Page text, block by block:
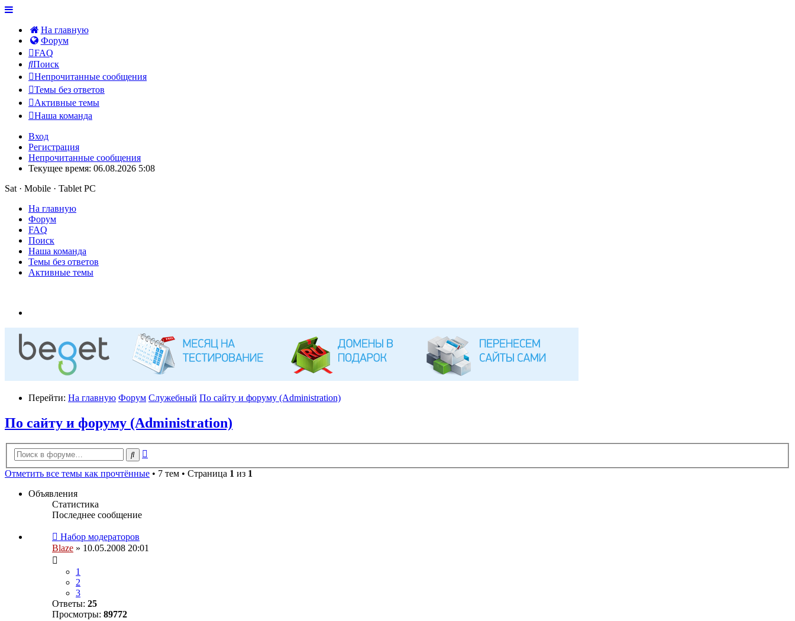
На главную
Форум
FAQ
Поиск
Непрочитанные сообщения
Темы без ответов
Активные темы
Наша команда
Вход
Регистрация
Непрочитанные сообщения
Текущее время: 06.08.2026 5:08
Sat · Mobile · Tablet PC
На главную
Форум
FAQ
Поиск
Наша команда
Темы без ответов
Активные темы
Перейти: На главную Форум Служебный По сайту и форуму (Administration)
По сайту и форуму (Administration)
Поиск
Отметить все темы как прочтённые • 7 тем • Страница 1 из 1
Объявления
Статистика
Последнее сообщение
Набор модераторов
Blaze » 10.05.2008 20:01
1
2
3
Ответы: 25
Просмотры: 89772